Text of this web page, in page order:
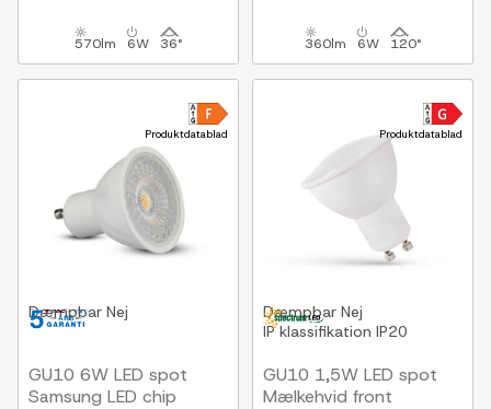
570lm 6W 36° 360lm 6W 120°
Produktdatablad
Dæmpbar Nej
GU10 6W LED spot
Samsung LED chip
Produktdatablad
Dæmpbar Nej
IP klassifikation IP20
GU10 1,5W LED spot
Mælkehvid front